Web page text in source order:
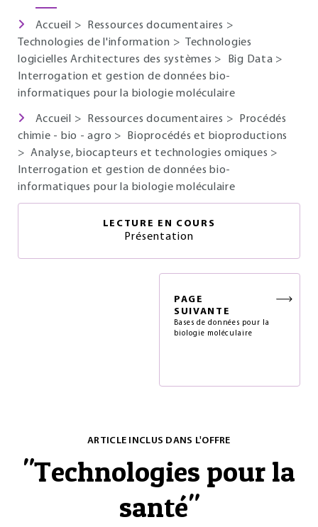
Accueil > Ressources documentaires >
Technologies de l'information >
Technologies
logicielles Architectures des systèmes > Big Data >
Interrogation et gestion de données bio-
informatiques pour la biologie moléculaire
Accueil > Ressources documentaires >
Procédés
chimie - bio - agro >
Bioprocédés et bioproductions
>Analyse, biocapteurs et technologies omiques >
Interrogation et gestion de données bio-
informatiques pour la biologie moléculaire
LECTURE EN COURS
Présentation
PAGE
SUIVANTE
Bases de données pour la
biologie moléculaire
ARTICLE INCLUS DANS L'OFFRE
"Technologies pour la
santé"